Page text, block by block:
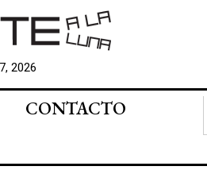
2026
CONTACTO